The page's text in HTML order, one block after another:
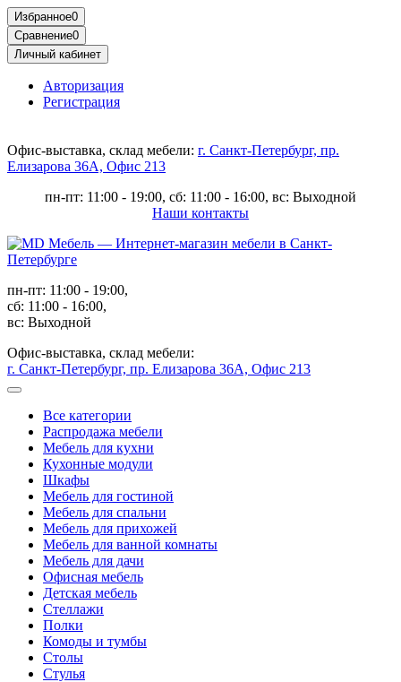
Избранное0
Сравнение0
Личный кабинет
Авторизация
Регистрация
Офис-выставка, склад мебели: г. Санкт-Петербург, пр.
Елизарова 36А, Офис 213
пн-пт: 11:00 - 19:00, сб: 11:00 - 16:00, вс: Выходной
Наши контакты
пн-пт: 11:00 - 19:00,
сб: 11:00 - 16:00,
вс: Выходной
Офис-выставка, склад мебели:
г. Санкт-Петербург, пр. Елизарова 36А, Офис 213
Все категории
Распродажа мебели
Мебель для кухни
Кухонные модули
Шкафы
Мебель для гостиной
Мебель для спальни
Мебель для прихожей
Мебель для ванной комнаты
Мебель для дачи
Офисная мебель
Детская мебель
Стеллажи
Полки
Комоды и тумбы
Столы
Стулья